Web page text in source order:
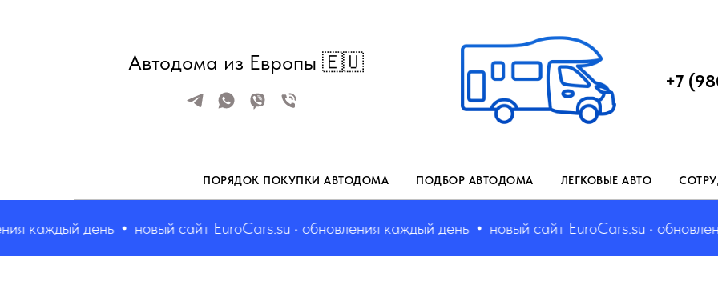
Автодома из Европы 🇪🇺
+7
ПОРЯДОК ПОКУПКИ АВТОДОМА ПОДБОР АВТОДОМА ЛЕГКОВЫЕ АВТО
день новый сайт EuroCars.su • обновления каждый день новый сайт EuroCars.su • обновления